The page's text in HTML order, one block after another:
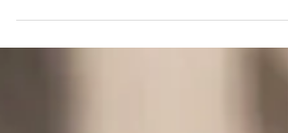
대나무숲티타임 step1: What about me?